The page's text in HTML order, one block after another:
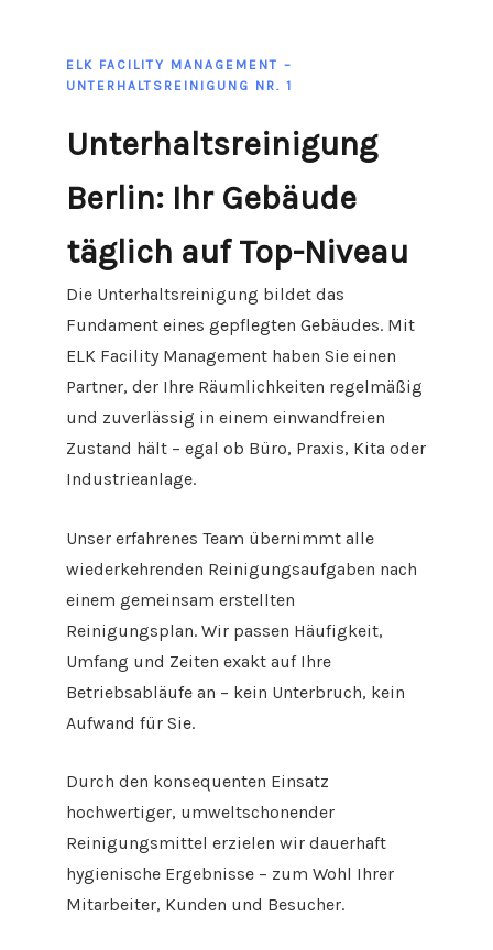
ELK FACILITY MANAGEMENT –
UNTERHALTSREINIGUNG NR. 1
Unterhaltsreinigung
Berlin: Ihr Gebäude
täglich auf Top-Niveau
Die Unterhaltsreinigung bildet das
Fundament eines gepflegten Gebäudes. Mit
ELK Facility Management haben Sie einen
Partner, der Ihre Räumlichkeiten regelmäßig
und zuverlässig in einem einwandfreien
Zustand hält – egal ob Büro, Praxis, Kita oder
Industrieanlage.
Unser erfahrenes Team übernimmt alle
wiederkehrenden Reinigungsaufgaben nach
einem gemeinsam erstellten
Reinigungsplan. Wir passen Häufigkeit,
Umfang und Zeiten exakt auf Ihre
Betriebsabläufe an – kein Unterbruch, kein
Aufwand für Sie.
Durch den konsequenten Einsatz
hochwertiger, umweltschonender
Reinigungsmittel erzielen wir dauerhaft
hygienische Ergebnisse – zum Wohl Ihrer
Mitarbeiter, Kunden und Besucher.